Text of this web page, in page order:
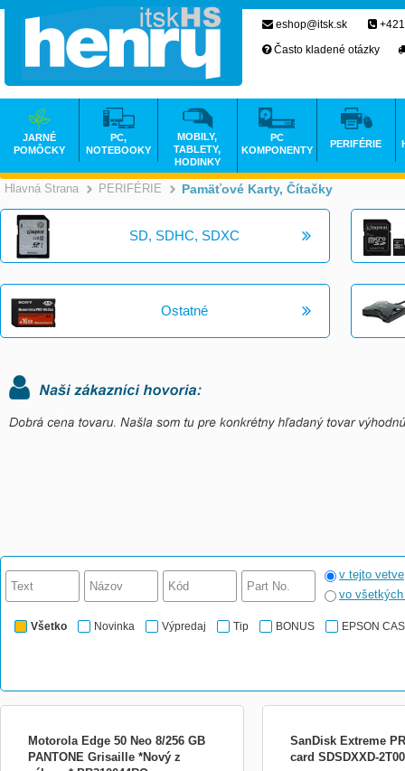
Hlavná Strana >
PERIFÉRIE >
Pamäťové Karty, Čítačky
SD, SDHC, SDXC
Ostatné
v tejto vetve
vo
Všetko Novinka Výpredaj Tip BONUS EPSON
Motorola Edge 50 Neo 8/256 GB
PANTONE Grisaille *Nový z
SanDisk Extreme
card SDSDXXD-
eshop@itsk.sk
Často kladené otázky
JARNÉ
POMÔCKY
PC,
NOTEBOOKY
MOBILY,
TABLETY,
HODINKY
PC
KOMPONENTY
PERIFÉRIE